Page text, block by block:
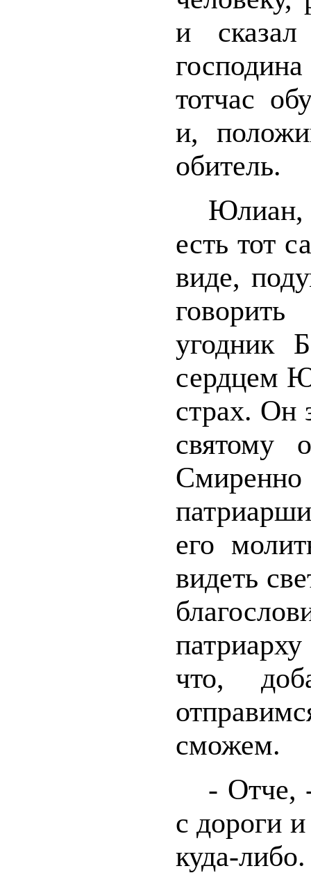
и
тотчас
и,
обитель.
Юлиан,
есть тот
виде,
угодник
сердцем
страх. Он
святому
его
видеть
что,
сможем.
- Отче,
с дороги
куда-либо.